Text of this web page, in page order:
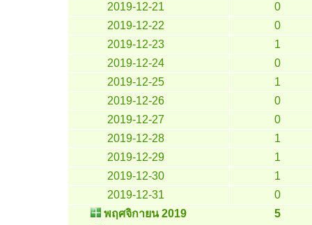
2019-12-21
0
2019-12-22
0
2019-12-23
1
2019-12-24
0
2019-12-25
1
2019-12-26
0
2019-12-27
0
2019-12-28
1
2019-12-29
1
2019-12-30
1
2019-12-31
0
พฤศจิกายน 2019
5